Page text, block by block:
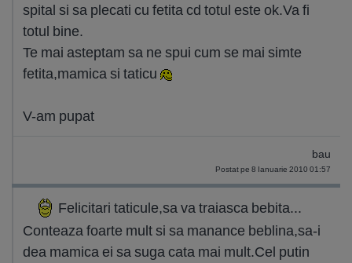
spital si sa plecati cu fetita cd totul este ok.Va fi
totul bine.
Te mai asteptam sa ne spui cum se mai simte
fetita,mamica si taticu
V-am pupat
bau
Postat pe 8 Ianuarie 2010 01:57
Felicitari taticule,sa va traiasca bebita...
Conteaza foarte mult si sa manance beblina,sa-i
dea mamica ei sa suga cata mai mult.Cel putin